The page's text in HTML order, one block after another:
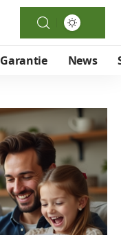
Garantie News